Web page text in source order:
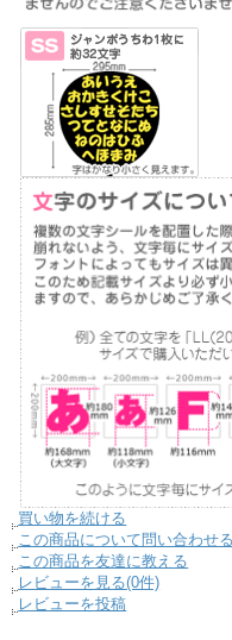
買い物を続ける
この商品について問い合わせる
この商品を友達に教える
レビューを見る(0件)
レビューを投稿